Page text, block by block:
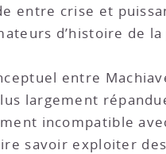
entre crise et
d’histoire de
entre
largement
incompatible
savoir exploiter